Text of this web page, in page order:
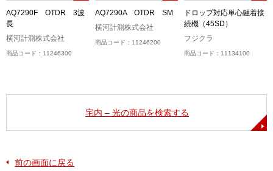
AQ7290F OTDR 3波
長
横河計測株式会社
商品コード：11246300
AQ7290A OTDR SM
横河計測株式会社
商品コード：11246200
ドロップ対応単心融着接
続機（45SD）
フジクラ
商品コード：11134100
宅内 – 光の商品を検索する
前の画面に戻る